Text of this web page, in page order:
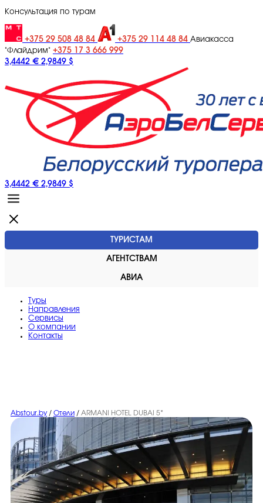
Консультация по турам
+375 29 508 48 84 +375 29 114 48 84 Авиакасса
"Флайдрим" +375 17 3 666 999
3,4442 € 2,9849 $
3,4442 € 2,9849 $
ТУРИСТАМ
АГЕНТСТВАМ
АВИА
Туры
Направления
Сервисы
O компании
Контакты
Abstour.by / Отели / ARMANI HOTEL DUBAI 5*